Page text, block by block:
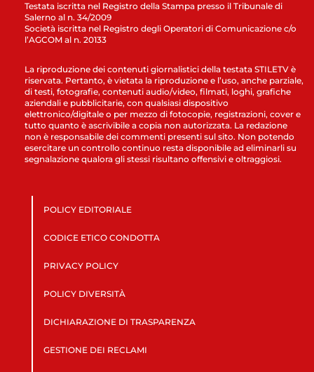
Testata iscritta nel Registro della Stampa presso il Tribunale di
Salerno al n. 34/2009
Società iscritta nel Registro degli Operatori di Comunicazione c/o
l’AGCOM al n. 20133
La riproduzione dei contenuti giornalistici della testata STILETV è
riservata. Pertanto, è vietata la riproduzione e l’uso, anche parziale,
di testi, fotografie, contenuti audio/video, filmati, loghi, grafiche
aziendali e pubblicitarie, con qualsiasi dispositivo
elettronico/digitale o per mezzo di fotocopie, registrazioni, cover e
tutto quanto è ascrivibile a copia non autorizzata. La redazione
non è responsabile dei commenti presenti sul sito. Non potendo
esercitare un controllo continuo resta disponibile ad eliminarli su
segnalazione qualora gli stessi risultano offensivi e oltraggiosi.
POLICY EDITORIALE
CODICE ETICO CONDOTTA
PRIVACY POLICY
POLICY DIVERSITÀ
DICHIARAZIONE DI TRASPARENZA
GESTIONE DEI RECLAMI